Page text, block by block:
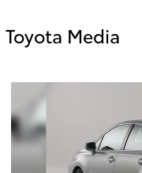
Toyota Media